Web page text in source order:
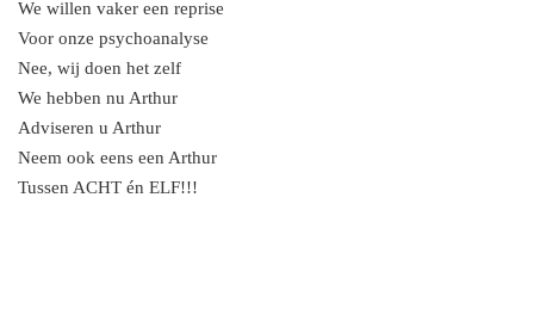
We willen vaker een reprise
Voor onze psychoanalyse
Nee, wij doen het zelf
We hebben nu Arthur
Adviseren u Arthur
Neem ook eens een Arthur
Tussen ACHT én ELF!!!